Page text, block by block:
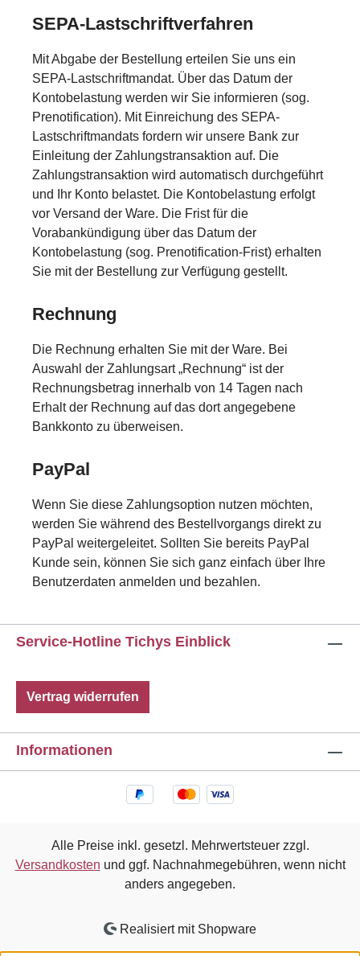
SEPA-Lastschriftverfahren
Mit Abgabe der Bestellung erteilen Sie uns ein
SEPA-Lastschriftmandat. Über das Datum der
Kontobelastung werden wir Sie informieren (sog.
Prenotification). Mit Einreichung des SEPA-
Lastschriftmandats fordern wir unsere Bank zur
Einleitung der Zahlungstransaktion auf. Die
Zahlungstransaktion wird automatisch durchgeführt
und Ihr Konto belastet. Die Kontobelastung erfolgt
vor Versand der Ware. Die Frist für die
Vorabankündigung über das Datum der
Kontobelastung (sog. Prenotification-Frist) erhalten
Sie mit der Bestellung zur Verfügung gestellt.
Rechnung
Die Rechnung erhalten Sie mit der Ware. Bei
Auswahl der Zahlungsart „Rechnung“ ist der
Rechnungsbetrag innerhalb von 14 Tagen nach
Erhalt der Rechnung auf das dort angegebene
Bankkonto zu überweisen.
PayPal
Wenn Sie diese Zahlungsoption nutzen möchten,
werden Sie während des Bestellvorgangs direkt zu
PayPal weitergeleitet. Sollten Sie bereits PayPal
Kunde sein, können Sie sich ganz einfach über Ihre
Benutzerdaten anmelden und bezahlen.
Service-Hotline Tichys Einblick
Vertrag widerrufen
Informationen
Alle Preise inkl. gesetzl. Mehrwertsteuer zzgl.
Versandkosten und ggf. Nachnahmegebühren, wenn nicht
anders angegeben.
Realisiert mit Shopware